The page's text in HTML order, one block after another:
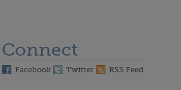
Connect
Facebook Twitter RSS Feed